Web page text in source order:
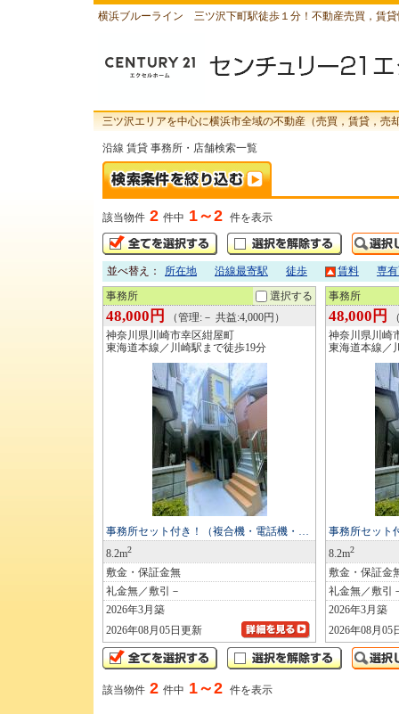
横浜ブルーライン 三ツ沢下町駅徒歩１分！不動産売買，賃
三ツ沢エリアを中心に横浜市全域の不動産（売買，賃貸，
沿線 賃貸 事務所・店舗検索一覧
該当物件 2 件中 1～2 件を表示
並べ替え： 所在地 沿線最寄駅 徒歩 賃料 専
事務所 選択する
48,000円
（管理:－ 共益:4,000円）
神奈川県川崎市幸区紺屋町
東海道本線／川崎駅まで徒歩19分
事務所セット付き！（複合機・電話機・…
8.2m2
敷金・保証金無
礼金無／敷引－
2026年3月築
2026年08月05日更新
事務所
48,000円
神奈川県川崎
東海道本線／
事務所セット
8.2m2
敷金・保証金
礼金無／敷引
2026年3月築
2026年08月05
該当物件 2 件中 1～2 件を表示